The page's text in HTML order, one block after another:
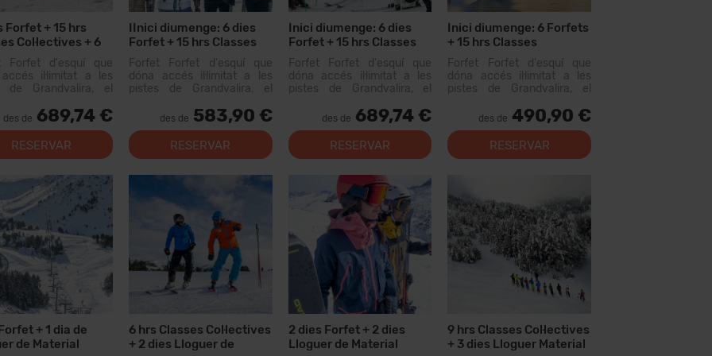
Forfet + 15 hrs
Col·lectives + 6
+ 6 dies Lloguer
Forfet d'esquí que
il·limitat a les
de Grandvalira, el
Amb aquest
podràs recórrer més
km de pistes, amb
per a tots els nivells,
des de 689,74 €
RESERVAR
IInici diumenge: 6 dies
Forfet + 15 hrs Classes
Col·lectives + 6 Menús
Forfet Forfet d'esquí que
dóna accés il·limitat a les
pistes de Grandvalira, el
dels Pirineus. Amb aquest
forfet podràs recórrer més
de 200 km de pistes, amb
opcions per a tots els nivells,
des de 583,90 €
RESERVAR
Inici diumenge: 6 dies
Forfet + 15 hrs Classes
Col·lectives + 6 Menús + 6
dies Lloguer Material
Forfet Forfet d'esquí que
dóna accés il·limitat a les
pistes de Grandvalira, el
dels Pirineus. Amb aquest
forfet podràs recórrer més
de 200 km de pistes, amb
opcions per a tots els nivells,
des de 689,74 €
RESERVAR
Inici diumenge: 6 Forfets
+ 15 hrs Classes
Col·lectives
Forfet Forfet d'esquí que
dóna accés il·limitat a les
pistes de Grandvalira, el
dels Pirineus. Amb aquest
forfet podràs recórrer més...
des de 490,90 €
RESERVAR
+ 1 dia de
de Material
6 hrs Classes Col·lectives
+ 2 dies Lloguer de
2 dies Forfet + 2 dies
Lloguer de Material
9 hrs Classes Col·lectives
+ 3 dies Lloguer Material